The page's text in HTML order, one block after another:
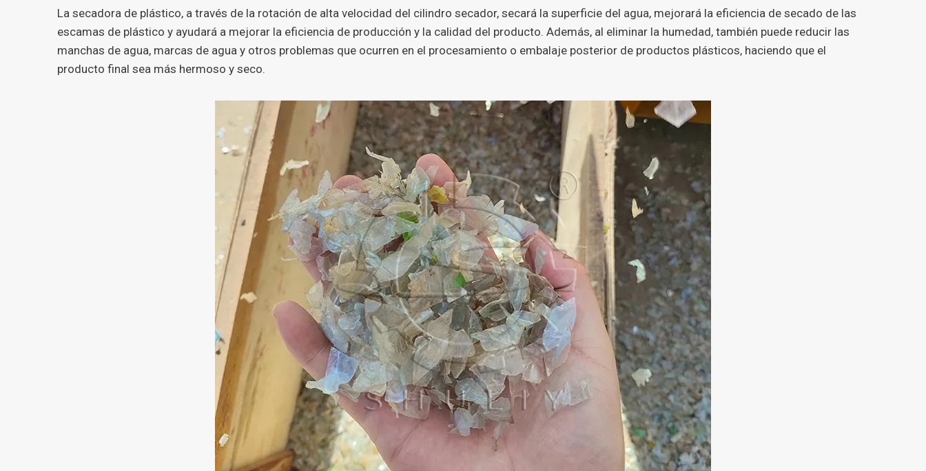
La secadora de plástico, a través de la rotación de alta velocidad del cilindro secador, secará la superficie del agua, mejorará la eficiencia de secado de las
escamas de plástico y ayudará a mejorar la eficiencia de producción y la calidad del producto. Además, al eliminar la humedad, también puede reducir las
manchas de agua, marcas de agua y otros problemas que ocurren en el procesamiento o embalaje posterior de productos plásticos, haciendo que el
producto final sea más hermoso y seco.